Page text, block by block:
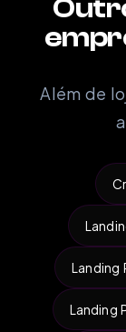
Além de
Landing
Landing